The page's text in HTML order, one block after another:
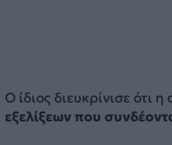
Ο ίδιος διευκρίνισε
εξελίξεων που